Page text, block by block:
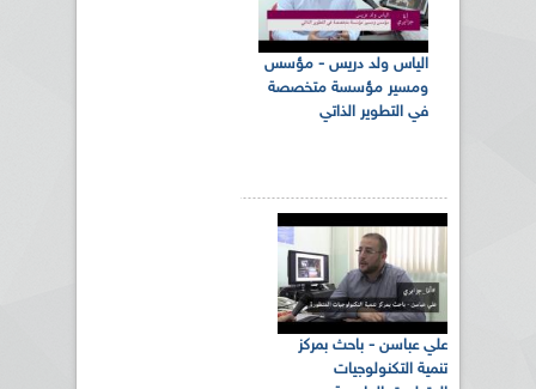
الياس ولد دريس - مؤسس
ومسير مؤسسة متخصصة
في التطوير الذاتي
علي عباسن - باحث بمركز
تنمية التكنولوجيات